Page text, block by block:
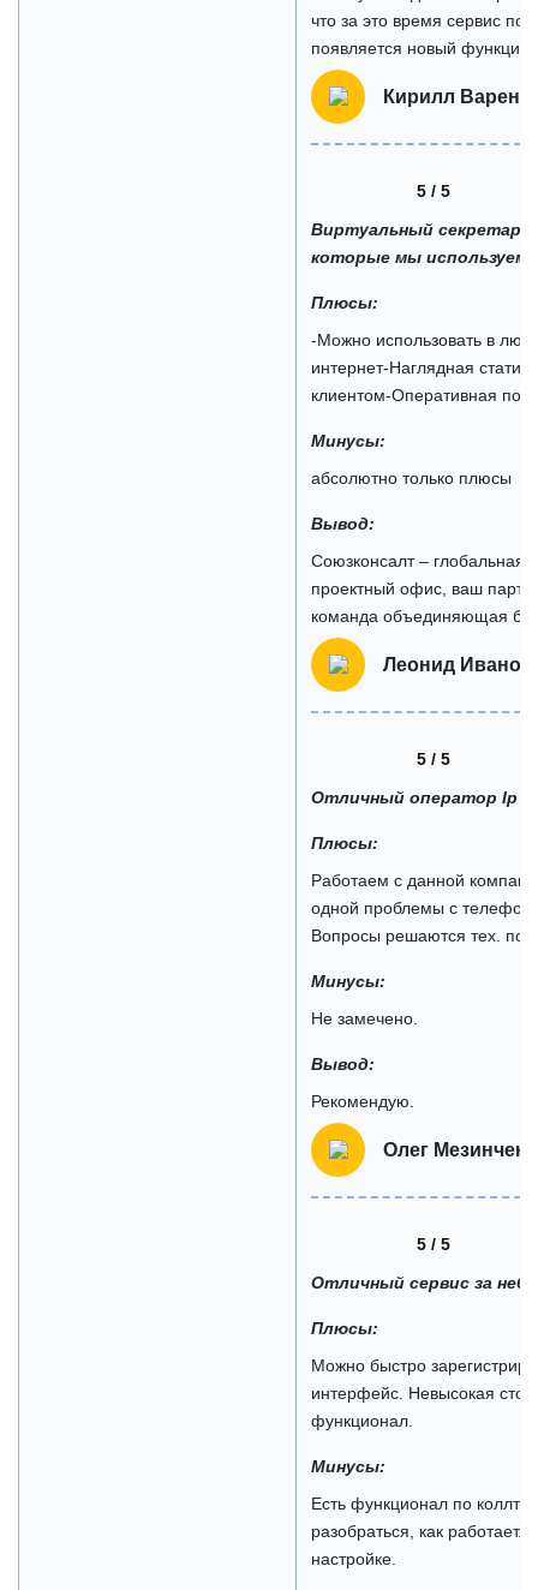
что за это время сервис
появляется новый
Кирилл
5 / 5
Виртуальный секретарь
которые мы используем.
Плюсы:
-Можно использовать в
интернет-Наглядная
клиентом-Оперативная
Минусы:
абсолютно только плюсы
Вывод:
Союзконсалт – глобальная
проектный офис, ваш
команда объединяющая
Леонид Иванов
5 / 5
Отличный оператор Ip
Плюсы:
Работаем с данной
одной проблемы с
Вопросы решаются тех.
Минусы:
Не замечено.
Вывод:
Рекомендую.
Олег
5 / 5
Отличный сервис за
Плюсы:
Можно быстро
интерфейс. Невысокая
функционал.
Минусы:
Есть функционал по
разобраться, как
настройке.